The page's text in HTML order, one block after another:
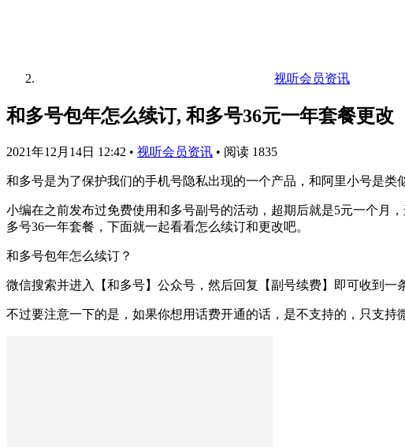
视听会员资讯
和多号包年怎么续订, 和多号36元一年套餐更改
2021年12月14日 12:42 • 视听会员资讯 • 阅读 1835
和多号是为了保护我们的手机号隐私出现的一个产品，和阿里小号是类
小编在之前发布过免费使用和多号副号的活动，超期后就是5元一个月
多号36一年套餐，下面就一起看看怎么续订和更改吧。
和多号包年怎么续订？
微信搜索并进入【和多号】公众号，然后回复【副号续费】即可收到一
不过要注意一下的是，如果你想用话费开通的话，是不支持的，只支持